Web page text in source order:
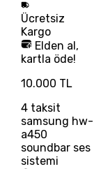
Ücretsiz
Kargo
Elden al,
kartla öde!
10.000 TL
4 taksit
samsung hw-
a450
soundbar ses
sistemi